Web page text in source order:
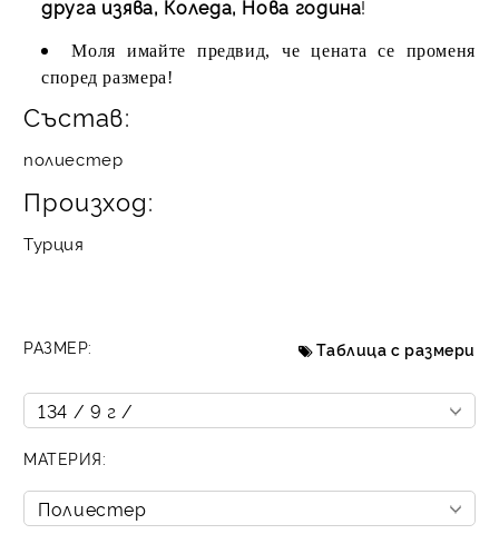
друга изява, Коледа, Нова година!
Моля имайте предвид, че цената се променя
според размера!
Състав:
полиестер
Произход:
Турция
РАЗМЕР: Таблица с размери
МАТЕРИЯ: